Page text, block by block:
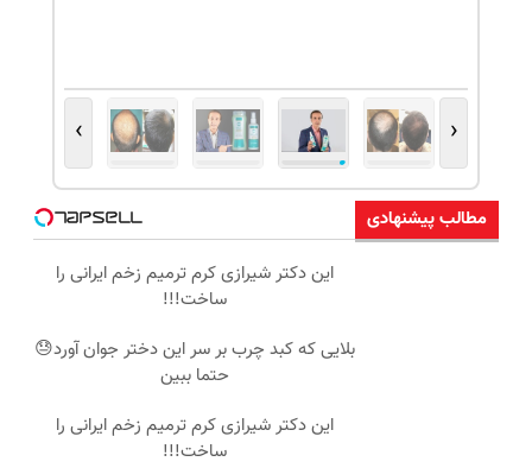
‹
›
مطالب پیشنهادی
این دکتر شیرازی کرم ترمیم زخم ایرانی را
ساخت!!!
بلایی که کبد چرب بر سر این دختر جوان آورد😓
حتما ببین
این دکتر شیرازی کرم ترمیم زخم ایرانی را
ساخت!!!